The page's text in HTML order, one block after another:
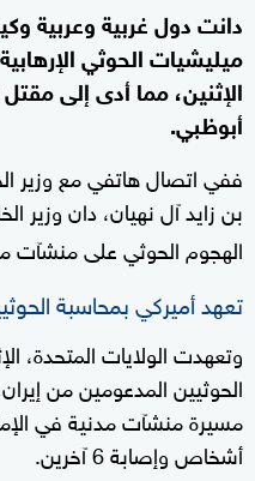
دانت دول غربية وعربية
ميليشيات الحوثي
أبوظبي.
ففي اتصال هاتفي مع وزير
بن زايد آل نهيان، دان وزير
الهجوم الحوثي على منشآت
تعهد أميركي بمحاسبة
وتعهدت الولايات المتحدة،
الحوثيين المدعومين من
أشخاص وإصابة 6 آخرين.